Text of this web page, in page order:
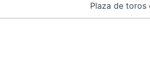
Plaza de toros